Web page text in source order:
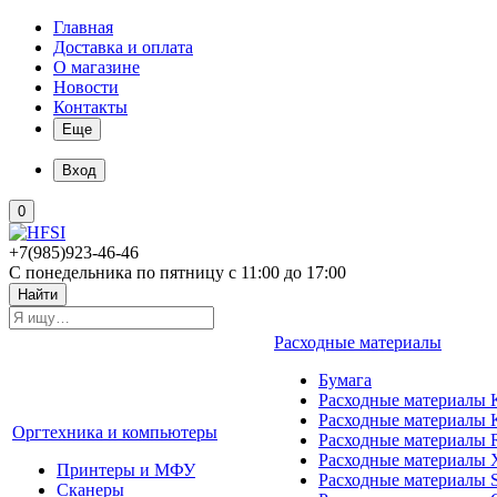
Главная
Доставка и оплата
О магазине
Новости
Контакты
Еще
Вход
0
+7(985)923-46-46
С понедельника по пятницу с 11:00 до 17:00
Найти
Оргтехника и компьютеры
Принтеры и МФУ
Сканеры
Расходные материалы
Бумага
Расходные материалы
Расходные материалы
Расходные материалы
Расходные материалы
Расходные материалы